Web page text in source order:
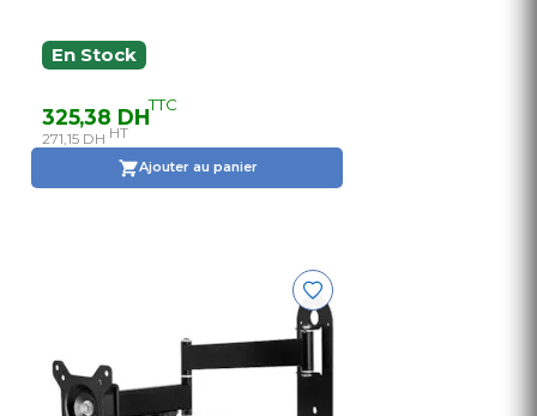
En Stock
325,38 DHTTC
271,15 DH HT
Ajouter au panier